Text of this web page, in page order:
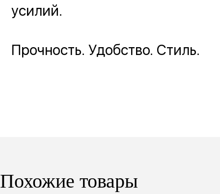
усилий.
Прочность. Удобство. Стиль.
Похожие товары